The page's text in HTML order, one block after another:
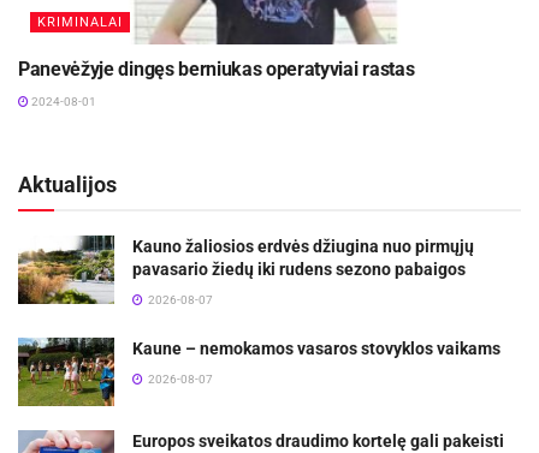
KRIMINALAI
Panevėžyje dingęs berniukas operatyviai rastas
2024-08-01
Aktualijos
Kauno žaliosios erdvės džiugina nuo pirmųjų
pavasario žiedų iki rudens sezono pabaigos
2026-08-07
Kaune – nemokamos vasaros stovyklos vaikams
2026-08-07
Europos sveikatos draudimo kortelę gali pakeisti